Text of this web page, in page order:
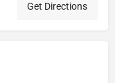
Get Directions